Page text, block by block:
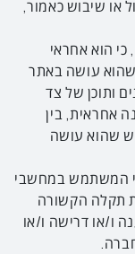
או שיבוש כאמור,
הוא אחראי
שהוא עושה באתר
ותוכן של צד
אחראית, בין
שהוא עושה
המשתמש במחשבי
תקלה הקשורה
ו/או דרישה ו/או